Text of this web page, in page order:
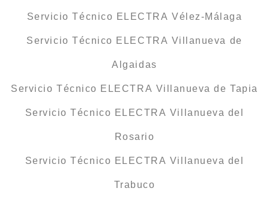
Servicio Técnico ELECTRA Vélez-Málaga
Servicio Técnico ELECTRA Villanueva de
Algaidas
Servicio Técnico ELECTRA Villanueva de Tapia
Servicio Técnico ELECTRA Villanueva del
Rosario
Servicio Técnico ELECTRA Villanueva del
Trabuco